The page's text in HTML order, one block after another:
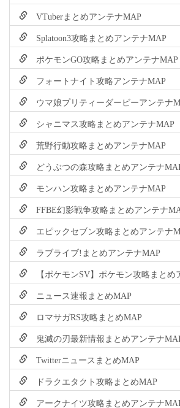
VTuberまとめアンテナMAP
Splatoon3攻略まとめアンテナMAP
ポケモンGO攻略まとめアンテナMAP
フォートナイト攻略アンテナMAP
ウマ娘プリティーダービーアンテナ
シャニマス攻略まとめアンテナMAP
荒野行動攻略まとめアンテナMAP
どうぶつの森攻略まとめアンテナ
モンハン攻略まとめアンテナMAP
FFBE幻影戦争攻略まとめアンテナ
エピックセブン攻略まとめアンテナ
ラブライブ!まとめアンテナMAP
【ポケモンSV】ポケモン攻略まとめ
ニュース速報まとめMAP
ロマサガRS攻略まとめMAP
鬼滅の刃最新情報まとめアンテナ
TwitterニュースまとめMAP
ドラクエタクト攻略まとめMAP
アークナイツ攻略まとめアンテナ